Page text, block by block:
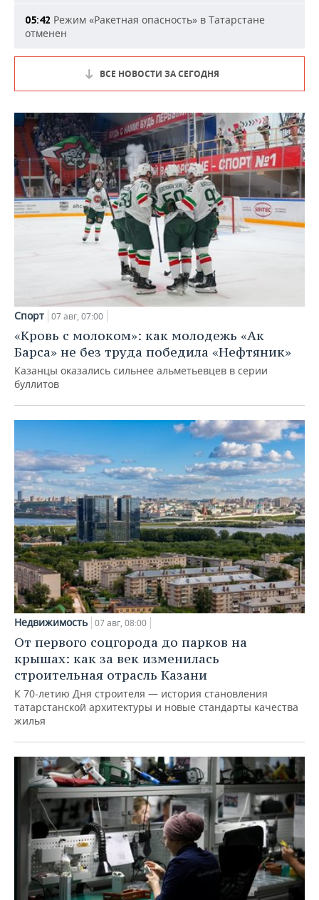
05:42 Режим «Ракетная опасность» в Татарстане
отменен
ВСЕ НОВОСТИ ЗА СЕГОДНЯ
Спорт 07 авг, 07:00
«Кровь с молоком»: как молодежь «Ак
Барса» не без труда победила «Нефтяник»
Казанцы оказались сильнее альметьевцев в серии
буллитов
Недвижимость 07 авг, 08:00
От первого соцгорода до парков на
крышах: как за век изменилась
строительная отрасль Казани
К 70-летию Дня строителя — история становления
татарстанской архитектуры и новые стандарты качества
жилья